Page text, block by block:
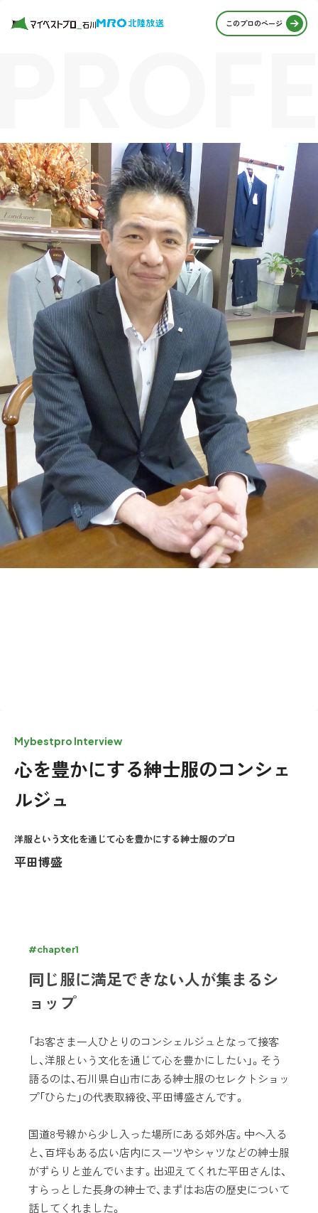
このプロのページ
Mybestpro Interview
心を豊かにする紳士服のコンシェ
ルジュ
洋服という文化を通じて心を豊かにする紳士服のプロ
平田博盛
#chapter1
同じ服に満足できない人が集まるシ
ョップ
「お客さま一人ひとりのコンシェルジュとなって接客
し、洋服という文化を通じて心を豊かにしたい」。そう
語るのは、石川県白山市にある紳士服のセレクトショッ
プ「ひらた」の代表取締役、平田博盛さんです。
国道8号線から少し入った場所にある郊外店。中へ入る
と、百坪もある広い店内にスーツやシャツなどの紳士服
がずらりと並んでいます。出迎えてくれた平田さんは、
すらっとした長身の紳士で、まずはお店の歴史について
話してくれました。